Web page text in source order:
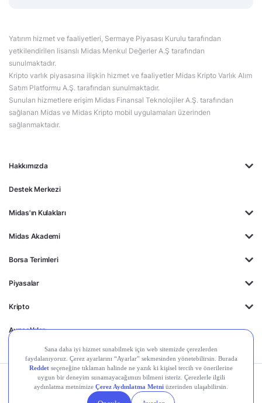
Hakkımızda
Destek Merkezi
Midas'ın Kulakları
Midas Akademi
Borsa Terimleri
Piyasalar
Kripto
Ayrıcalıklar
Yatırım hizmet ve faaliyetleri, Sermaye Piyasası Kurulu tarafından
yetkilendirilen lisanslı Midas Menkul Değerler A.Ş tarafından
sunulmaktadır.
Kripto varlık piyasasına ilişkin hizmet ve faaliyetler Midas Kripto Varlık Alım
Satım Platformu A.Ş. tarafından sunulmaktadır.
Sunulan hizmetlere erişim Midas Finansal Teknolojiler A.Ş. tarafından
sağlanan Midas ve Midas Kripto mobil uygulamaları üzerinden
sağlanmaktadır.
Kişisel Verilerin
Gizlilik
Politikası
Yasal
Duyurular
Çerez